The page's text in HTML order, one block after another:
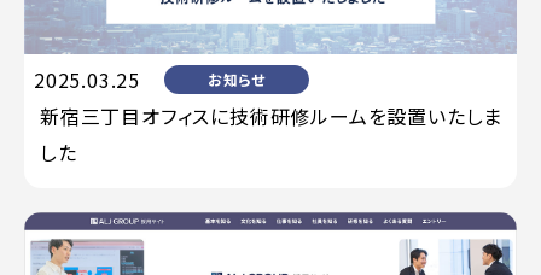
2025.03.25 お知らせ
新宿三丁目オフィスに技術研修ルームを設置いたしま
した